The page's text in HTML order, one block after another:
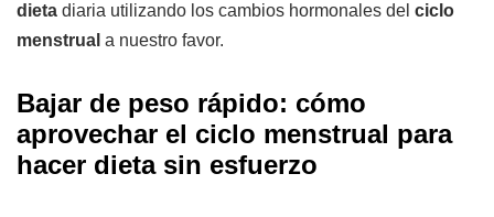
dieta diaria utilizando los cambios hormonales del ciclo
menstrual a nuestro favor.
Bajar de peso rápido: cómo
aprovechar el ciclo menstrual para
hacer dieta sin esfuerzo